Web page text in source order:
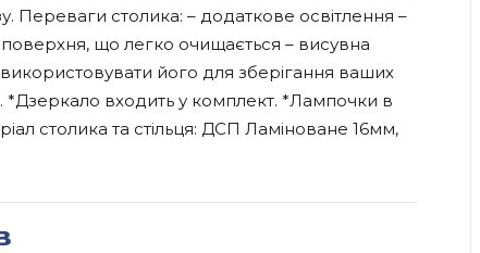
Переваги столика: – додаткове освітлення –
що легко очищається – висувна
його для зберігання ваших
*Дзеркало входить у комплект. *Лампочки в
столика та стільця: ДСП Ламіноване 16мм,